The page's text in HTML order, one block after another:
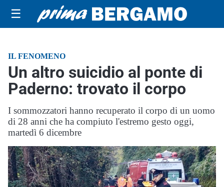
☰
IL FENOMENO
Un altro suicidio al ponte di
Paderno: trovato il corpo
I sommozzatori hanno recuperato il corpo di un uomo
di 28 anni che ha compiuto l'estremo gesto oggi,
martedì 6 dicembre